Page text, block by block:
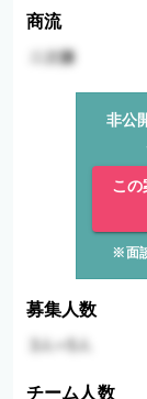
商流
非公
こ
※面
募集人数
チーム人数